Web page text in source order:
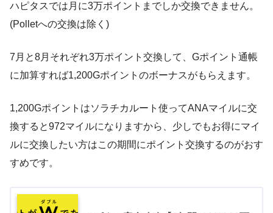
ハピタスでは月に3万ポイントまでしか交換できません。
(Polletへの交換は除く)
7月と8月それぞれ3万ポイント交換して、Gポイント通帳
に加算すれば1,200Gポイントのボーナスがもらえます。
1,200Gポイントはソラチカルート使ってANAマイルに交
換すると972マイルになりますから、少しでもお得にマイ
ルに交換したい方はこの期間にポイント交換するのがおす
すめです。